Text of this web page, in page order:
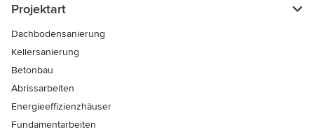
Projektart
Dachbodensanierung
Kellersanierung
Betonbau
Abrissarbeiten
Energieeffizienzhäuser
Fundamentarbeiten